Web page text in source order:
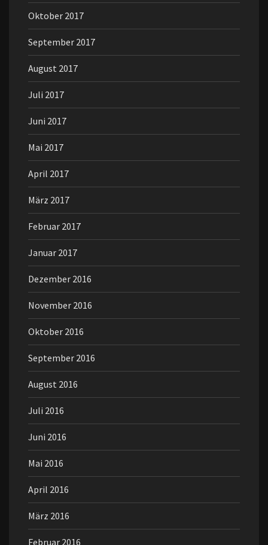
Oktober 2017
September 2017
August 2017
Juli 2017
Juni 2017
Mai 2017
April 2017
März 2017
Februar 2017
Januar 2017
Dezember 2016
November 2016
Oktober 2016
September 2016
August 2016
Juli 2016
Juni 2016
Mai 2016
April 2016
März 2016
Februar 2016